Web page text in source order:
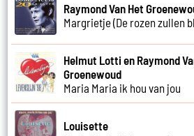
Raymond Van Het
Margrietje (De rozen zullen
Helmut Lotti en Raymond
Groenewoud
Maria Maria ik hou van jou
Louisette